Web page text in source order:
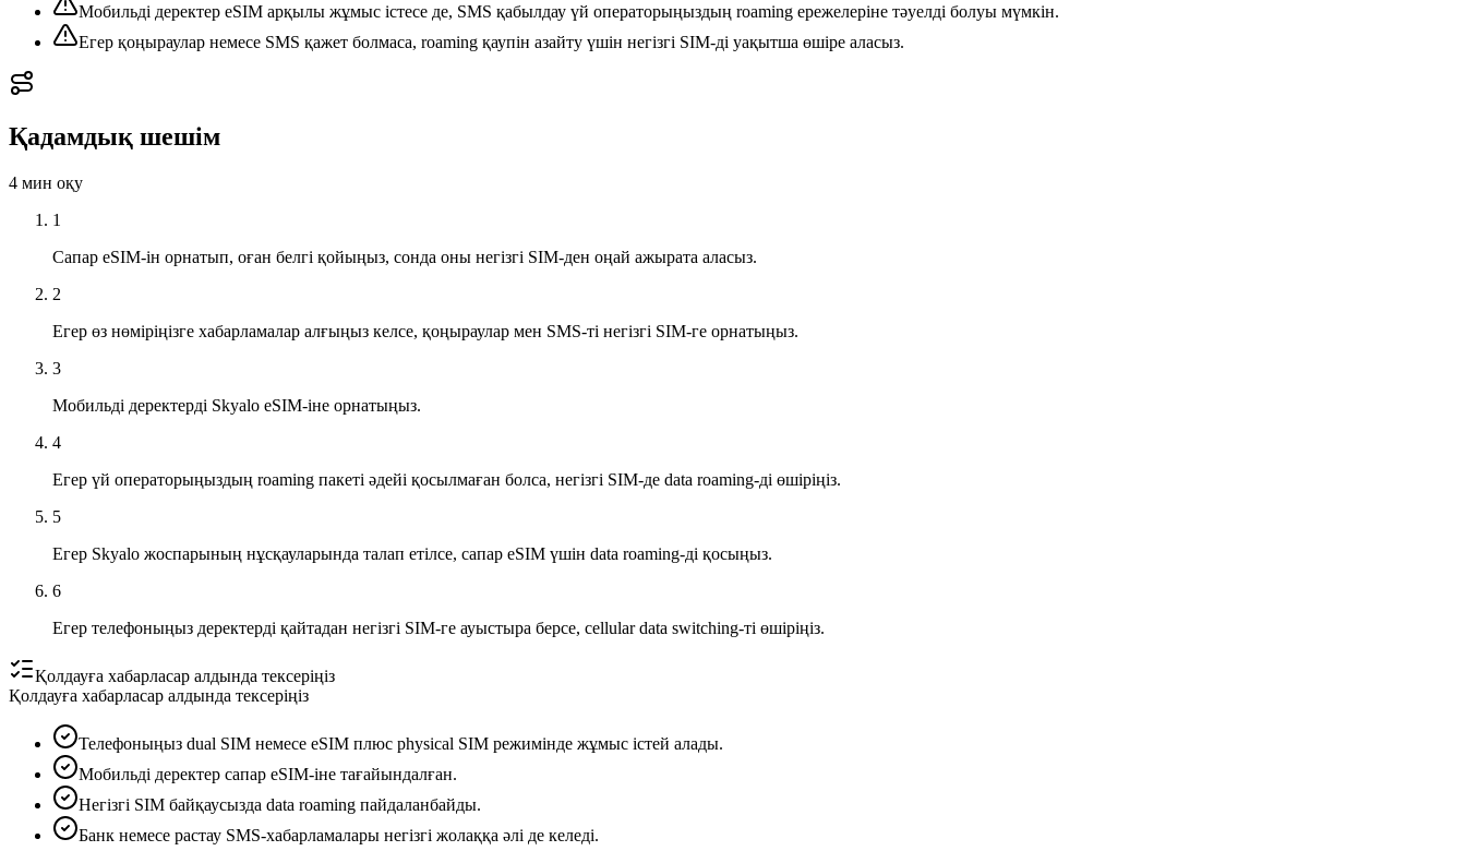
Мобильді деректер eSIM арқылы жұмыс істесе де, SMS қабылдау үй операторыңыздың roaming ережелеріне тәуелді болуы мүмкін.
Егер қоңыраулар немесе SMS қажет болмаса, roaming қаупін азайту үшін негізгі SIM-ді уақытша өшіре аласыз.
Қадамдық шешім
4 мин оқу
1
Сапар eSIM-ін орнатып, оған белгі қойыңыз, сонда оны негізгі SIM-ден оңай ажырата аласыз.
2
Егер өз нөміріңізге хабарламалар алғыңыз келсе, қоңыраулар мен SMS-ті негізгі SIM-ге орнатыңыз.
3
Мобильді деректерді Skyalo eSIM-іне орнатыңыз.
4
Егер үй операторыңыздың roaming пакеті әдейі қосылмаған болса, негізгі SIM-де data roaming-ді өшіріңіз.
5
Егер Skyalo жоспарының нұсқауларында талап етілсе, сапар eSIM үшін data roaming-ді қосыңыз.
6
Егер телефоныңыз деректерді қайтадан негізгі SIM-ге ауыстыра берсе, cellular data switching-ті өшіріңіз.
Қолдауға хабарласар алдында тексеріңіз
Қолдауға хабарласар алдында тексеріңіз
Телефоныңыз dual SIM немесе eSIM плюс physical SIM режимінде жұмыс істей алады.
Мобильді деректер сапар eSIM-іне тағайындалған.
Негізгі SIM байқаусызда data roaming пайдаланбайды.
Банк немесе растау SMS-хабарламалары негізгі жолаққа әлі де келеді.